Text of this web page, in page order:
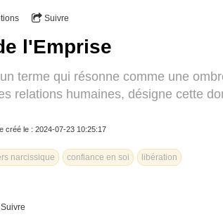
Suivre
l'Emprise
un terme qui résonne comme une
relations humaines, désigne cette
créé le : 2024-07-23 10:25:17
narcissique confiance en soi libération
Suivre